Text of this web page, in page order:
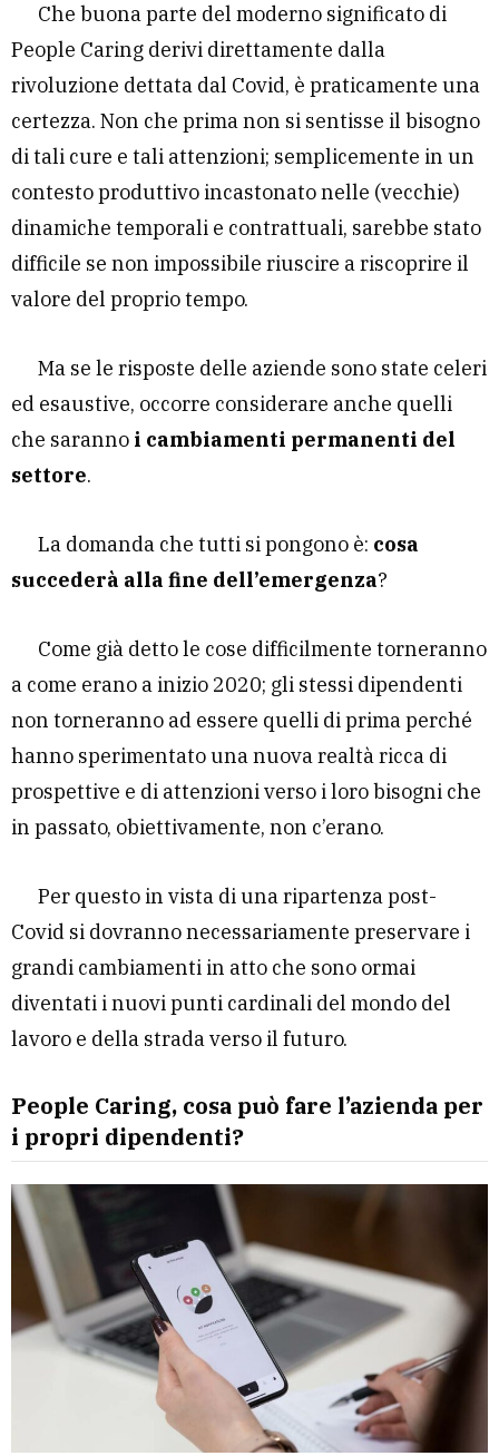
Che buona parte del moderno significato di
People Caring derivi direttamente dalla
rivoluzione dettata dal Covid, è praticamente una
certezza. Non che prima non si sentisse il bisogno
di tali cure e tali attenzioni; semplicemente in un
contesto produttivo incastonato nelle (vecchie)
dinamiche temporali e contrattuali, sarebbe stato
difficile se non impossibile riuscire a riscoprire il
valore del proprio tempo.
Ma se le risposte delle aziende sono state celeri
ed esaustive, occorre considerare anche quelli
che saranno i cambiamenti permanenti del
settore.
La domanda che tutti si pongono è: cosa
succederà alla fine dell’emergenza?
Come già detto le cose difficilmente torneranno
a come erano a inizio 2020; gli stessi dipendenti
non torneranno ad essere quelli di prima perché
hanno sperimentato una nuova realtà ricca di
prospettive e di attenzioni verso i loro bisogni che
in passato, obiettivamente, non c’erano.
Per questo in vista di una ripartenza post-
Covid si dovranno necessariamente preservare i
grandi cambiamenti in atto che sono ormai
diventati i nuovi punti cardinali del mondo del
lavoro e della strada verso il futuro.
People Caring, cosa può fare l’azienda per
i propri dipendenti?